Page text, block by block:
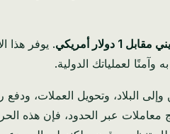
. يوفر هذا
البلاد، وتحويل العملات،
عبر الحدود، فإن هذه